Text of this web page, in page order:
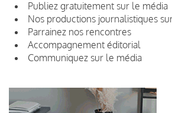
Publiez gratuitement sur le média
Nos productions journalistiques
Parrainez nos rencontres
Accompagnement éditorial
Communiquez sur le média